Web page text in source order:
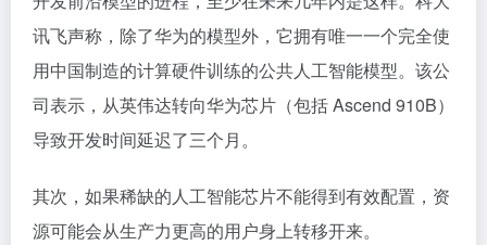
讯飞声称，除了华为的模型外，它拥有唯一一个完全使
用中国制造的计算硬件训练的公共人工智能模型。该公
司表示，从英伟达转向华为芯片（包括 Ascend 910B）
导致开发时间延迟了三个月。
其次，如果稀缺的人工智能芯片不能得到有效配置，资
源可能会从生产力更高的用户身上转移开来。